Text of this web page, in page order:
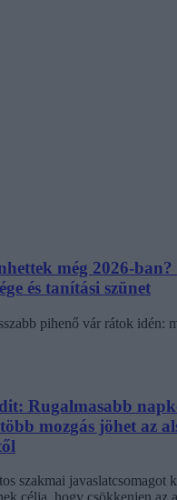
még 2026-ban?
és tanítási szünet
pihenő vár rátok idén:
Rugalmasabb
több mozgás jöhet az
szakmai javaslatcsomagot